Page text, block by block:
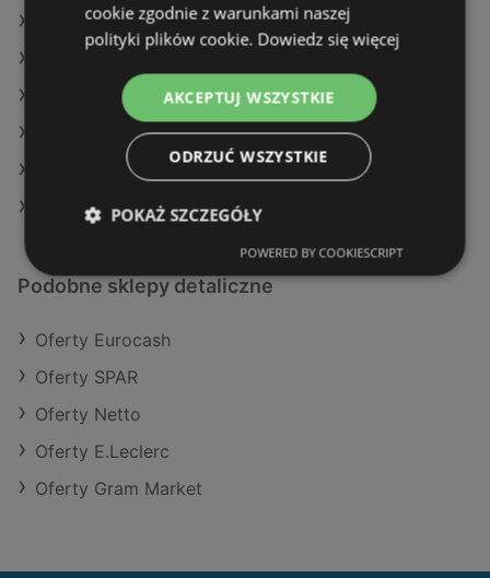
Oferty Auchan
Aktualne gazetki Makro
Aktualne gazetki Action
Aktualne gazetki Aldi
Aktualne gazetki SPAR
Podobne sklepy detaliczne
Oferty Eurocash
Oferty SPAR
Oferty Netto
Oferty E.Leclerc
Oferty Gram Market
cookie zgodnie z warunkami naszej
polityki plików cookie. Dowiedz się więcej
AKCEPTUJ WSZYSTKIE
ODRZUĆ WSZYSTKIE
POKAŻ SZCZEGÓŁY
POWERED BY COOKIESCRIPT